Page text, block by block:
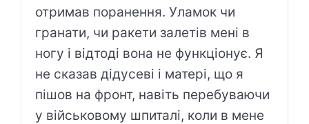
отримав поранення. Уламок чи
гранати, чи ракети залетів мені в
ногу і відтоді вона не функціонує. Я
не сказав дідусеві і матері, що я
пішов на фронт, навіть перебуваючи
у військовому шпиталі, коли в мене